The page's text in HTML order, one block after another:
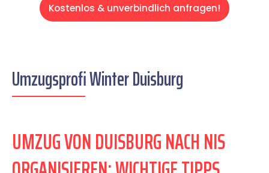
Kostenlos & unverbindlich anfragen!
Umzugsprofi Winter Duisburg
UMZUG VON DUISBURG NACH NIS